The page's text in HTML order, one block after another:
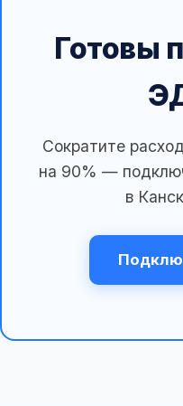
Готовы
Сократите
на 90% —
в